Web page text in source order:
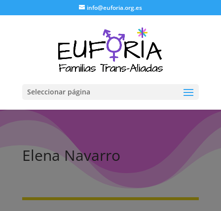
info@euforia.org.es
Seleccionar página
Elena Navarro